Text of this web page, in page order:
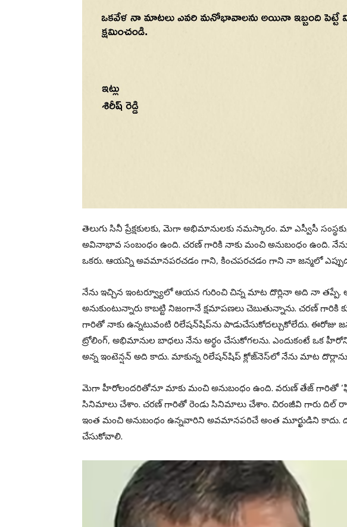
తెలుగు సినీ ప్రేక్షకులకు, మెగా అభిమానులకు నమస్కారం. మా ఎస్వీసీ
అవినాభావ సంబంధం ఉంది. చరణ్ గారికి నాకు మంచి అనుబంధం ఉంది.
ఒకరు. ఆయన్ని అవమానపరచడం గాని, కించపరచడం గాని నా జన్మలో
నేను ఇచ్చిన ఇంటర్వ్యూలో ఆయన గురించి చిన్న మాట దొర్లినా అది నా
అనుకుంటున్నారు కాబట్టి నిజంగానే క్షమాపణలు చెబుతున్నాను. చరణ్ గారికి
గారితో నాకు ఉన్నటువంటి రిలేషన్‌షిప్‌ను పాడుచేసుకోదల్చుకోలేదు. ఈరోజు
ట్రోలింగ్, అభిమానుల బాధలు నేను అర్థం చేసుకోగలను. ఎందుకంటే ఒక
అన్న ఇంటెన్షన్ అది కాదు. మాకున్న రిలేషన్‌షిప్ క్లోజ్‌నెస్‌లో నేను మాట
మెగా హీరోలందరితోనూ మాకు మంచి అనుబంధం ఉంది. వరుణ్ తేజ్ గారితో
సినిమాలు చేశాం. చరణ్ గారితో రెండు సినిమాలు చేశాం. చిరంజీవి గారు దిల్
ఇంత మంచి అనుబంధం ఉన్నవారిని అవమానపరిచే అంత మూర్ఖుడిని
చేసుకోవాలి.